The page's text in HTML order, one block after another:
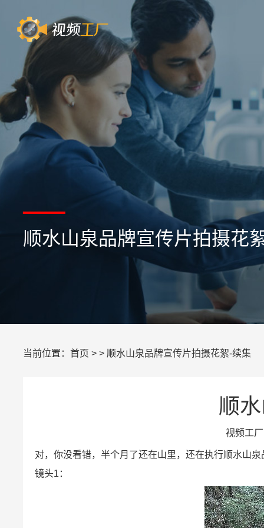
顺水山泉品牌宣传片拍摄花
当前位置： 首页 > > 顺水山泉品牌宣传片拍摄花絮-续集
顺
视频工
对，你没看错，半个月了还在山里，还在执行顺水山
镜头1：